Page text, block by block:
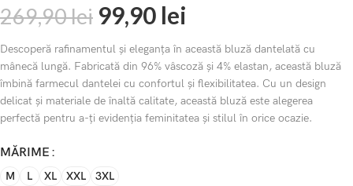
269,90lei 99,90 lei
Descoperă rafinamentul și eleganța în această bluză dantelată cu
mânecă lungă. Fabricată din 96% vâscoză și 4% elastan, această bluză
îmbină farmecul dantelei cu confortul și flexibilitatea. Cu un design
delicat și materiale de înaltă calitate, această bluză este alegerea
perfectă pentru a-ți evidenția feminitatea și stilul în orice ocazie.
MĂRIME
M L XL XXL 3XL